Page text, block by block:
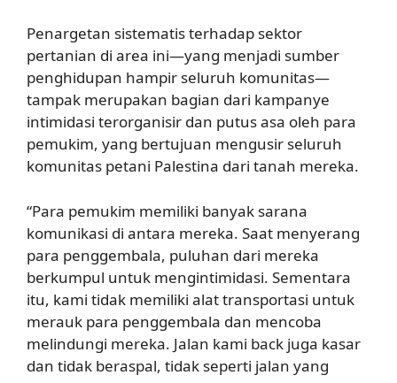
Penargetan sistematis terhadap sektor
pertanian di area ini—yang menjadi sumber
penghidupan hampir seluruh komunitas—
tampak merupakan bagian dari kampanye
intimidasi terorganisir dan putus asa oleh para
pemukim, yang bertujuan mengusir seluruh
komunitas petani Palestina dari tanah mereka.
“Para pemukim memiliki banyak sarana
komunikasi di antara mereka. Saat menyerang
para penggembala, puluhan dari mereka
berkumpul untuk mengintimidasi. Sementara
itu, kami tidak memiliki alat transportasi untuk
merauk para penggembala dan mencoba
melindungi mereka. Jalan kami back juga kasar
dan tidak beraspal, tidak seperti jalan yang